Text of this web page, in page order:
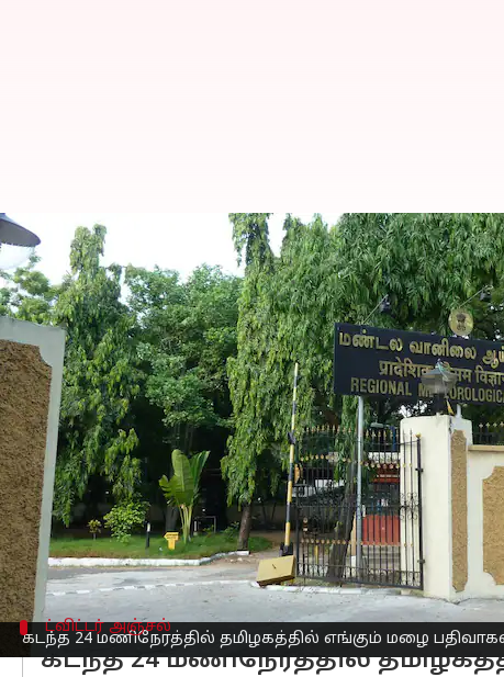
கடந்த 24 மணிநேரத்தில் தமிழகத்தில் எங்கும் மழை
வானிலை அறிக்கை: மார்ச் 7-
எழுதியவர் Sindhuja SM Mar 07, 2023 02:20 pm
செய்தி முன்னோட்டம்
மார்ச் 7ஆம் தேதி கிழக்கு திசை
பெய்ய வாய்ப்பிருக்கிறது.
மார்ச் 8ஆம் தேதியில் இருந்து 10ஆம்
மாவட்டங்கள் மற்றும் காரைக்கால்
மார்ச் 11ஆம் தேதி தென் தமிழக
சென்னை மற்றும் புறநகர் பகுதிகளில்
ட்விட்டர் அஞ்சல்
கடந்த 24 மணிநேரத்தில்